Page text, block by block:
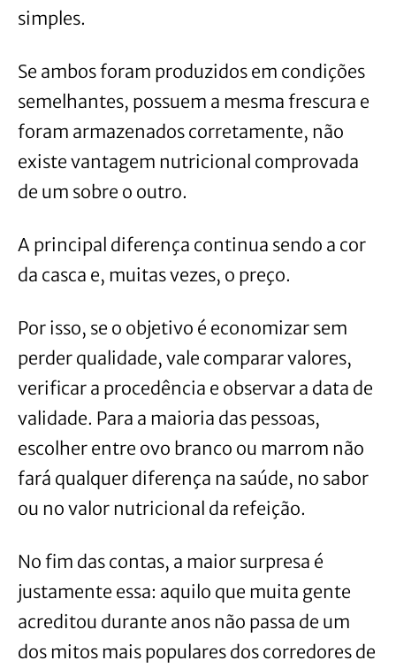
simples.
Se ambos foram produzidos em condições
semelhantes, possuem a mesma frescura e
foram armazenados corretamente, não
existe vantagem nutricional comprovada
de um sobre o outro.
A principal diferença continua sendo a cor
da casca e, muitas vezes, o preço.
Por isso, se o objetivo é economizar sem
perder qualidade, vale comparar valores,
verificar a procedência e observar a data de
validade. Para a maioria das pessoas,
escolher entre ovo branco ou marrom não
fará qualquer diferença na saúde, no sabor
ou no valor nutricional da refeição.
No fim das contas, a maior surpresa é
justamente essa: aquilo que muita gente
acreditou durante anos não passa de um
dos mitos mais populares dos corredores de